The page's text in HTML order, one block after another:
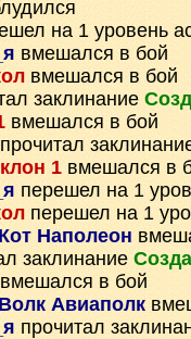
на 1 уровень
вмешался в бой
вмешался в бой
заклинание
вмешался в бой
прочитал
1 вмешался в
перешел на 1
перешел на 1
Кот Наполеон
заклинание
вмешался в бой
Волк Авиаполк
прочитал